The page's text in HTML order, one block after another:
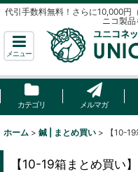
代引手数料無料！さらに10,000円
ニコ製品
メニュー
カテゴリ メルマガ
ホーム > 鍼 | まとめ買い > 【10-
【10-19箱まとめ買い